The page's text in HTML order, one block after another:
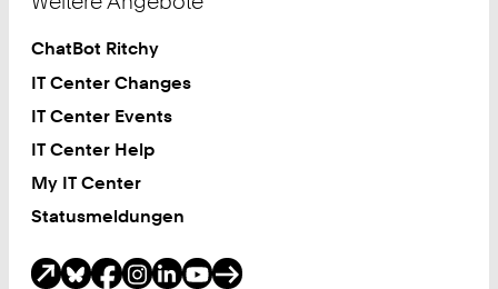
ChatBot Ritchy
IT Center Changes
IT Center Events
IT Center Help
My IT Center
Statusmeldungen
Soziale Medien